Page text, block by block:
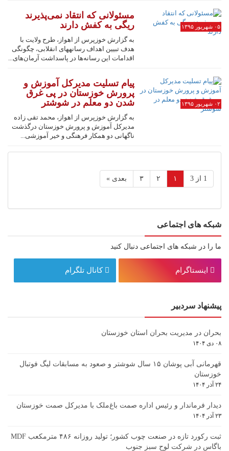
۰۵ شهریور ۱۳۹۵
مسئولانی که انتقاد نمی‌پذیرند
ریگی به کفش دارند
به گزارش خوزپرس از اهواز، طرح ولایت با
هدف تبیین اهداف رسانه‎های انقلابی، چگونگی
اقدامات این رسانه‌ها در پاسداشت آرمان‌های...
۰۲ شهریور ۱۳۹۵
پیام تسلیت مدیرکل آموزش و
پرورش خوزستان در پی غرق
شدن دو معلم در شوشتر
به گزارش خوزپرس از اهواز، محمد تقی زاده
مدیرکل آموزش و پرورش خوزستان درگذشت
ناگهانی دو همکار فرهنگی و خیر آموزشی...
1 از 3 ۱ ۲ ۳ بعدی »
شبکه های اجتماعی
ما را در شبکه های اجتماعی دنبال کنید
اینستاگرام کانال تلگرام
پیشنهاد سردبیر
بحران در مدیریت بحران استان خوزستان
۰۸ دی ۱۴۰۴
قهرمانی آبی پوشان ۱۵ سال شوشتر و صعود به مسابقات لیگ فوتبال
خوزستان
۲۴ آذر ۱۴۰۴
دیدار فرماندار و رئیس اداره صمت باغ‌ملک با مدیرکل صمت خوزستان
۲۳ آذر ۱۴۰۴
ثبت رکورد تازه در صنعت چوب کشور؛ تولید روزانه ۴۸۶ مترمکعب MDF
باگاس در شرکت لوح سبز جنوب